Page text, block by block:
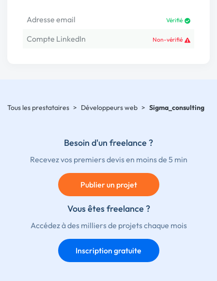
Adresse email Vérifié
Compte LinkedIn Non-vérifié
Tous les prestataires > Développeurs web > Sigma_consulting
Besoin d'un freelance ?
Recevez vos premiers devis en moins de 5 min
Publier un projet
Vous êtes freelance ?
Accédez à des milliers de projets chaque mois
Inscription gratuite